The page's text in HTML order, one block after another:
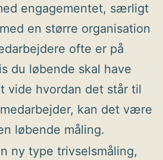
engagementet, særligt
en større organisation
ofte er på
du løbende skal have
vide hvordan det står til
kan det være
løbende måling.
ny type trivselsmåling,